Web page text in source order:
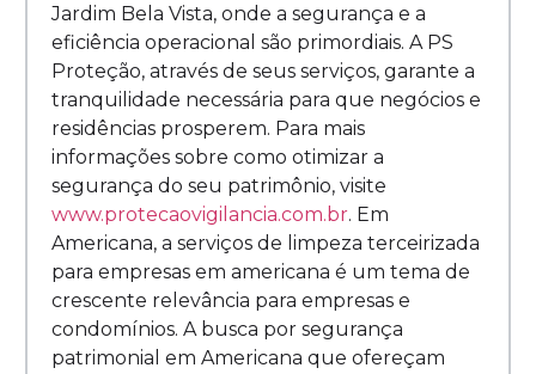
Jardim Bela Vista, onde a segurança e a
eficiência operacional são primordiais. A PS
Proteção, através de seus serviços, garante a
tranquilidade necessária para que negócios e
residências prosperem. Para mais
informações sobre como otimizar a
segurança do seu patrimônio, visite
www.protecaovigilancia.com.br. Em
Americana, a serviços de limpeza terceirizada
para empresas em americana é um tema de
crescente relevância para empresas e
condomínios. A busca por segurança
patrimonial em Americana que ofereçam